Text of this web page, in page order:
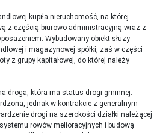
kupiła nieruchomość, na której
z częścią biurowo-administracyjną wraz z
Wybudowany obiekt służy
i magazynowej spółki, zaś w części
z grupy kapitałowej, do której należy
droga, która ma status drogi gminnej.
jednak w kontrakcie z generalnym
drogi na szerokości działki należącej
rowów melioracyjnych i budową